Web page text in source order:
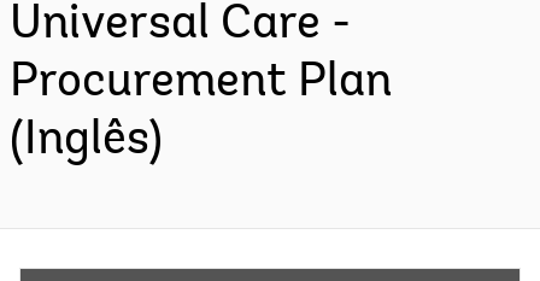
Universal Care -
Procurement Plan
(Inglês)